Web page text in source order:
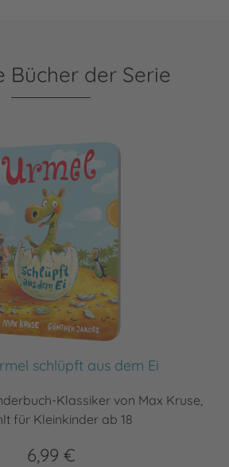
Bücher der Serie
schlüpft aus dem Ei
Klassiker von Max Kruse,
für Kleinkinder ab 18
6,99 €